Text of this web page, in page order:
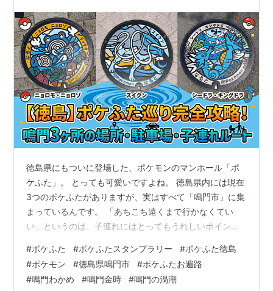
徳島県にもついに登場した、ポケモンのマンホール「ポ
ケふた」。 とっても可愛いですよね。 徳島県内には現在
3つのポケふたがありますが、実はすべて「鳴門市」に集
まっているんです。 「あちこち遠くまで行かなくてい
い」というのは、子連れにはとってもうれしいポイント
一緒に、この3ヶ所をぐるっと巡ってきました。
www.fukumaru2525.com 実際に行ってみてわかった
「駐車場の注意点」や「大塚製薬の街ならではの発見」
#ポケふた #ポケふたスタンプラリー #ポケふた徳島
#ポケモン #徳島県鳴門市 #ポケふたお遍路
#鳴門わかめ #鳴門金時 #鳴門の渦潮